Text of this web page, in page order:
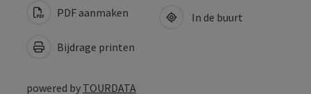
PDF aanmaken
Bijdrage printen
In de buurt
powered by TOURDATA